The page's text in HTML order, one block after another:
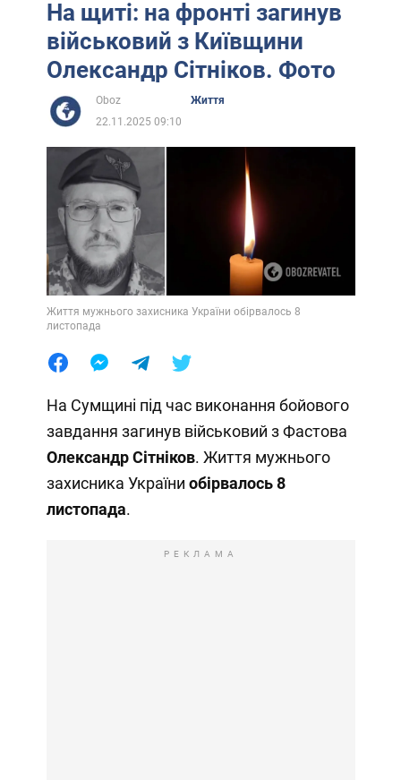
На щиті: на фронті загинув
військовий з Київщини
Олександр Сітніков. Фото
Oboz
Життя
22.11.2025 09:10
Життя мужнього захисника України обірвалось 8
листопада
На Сумщині під час виконання бойового
завдання загинув військовий з Фастова
Олександр Сітніков. Життя мужнього
захисника України обірвалось 8
листопада.
РЕКЛАМА